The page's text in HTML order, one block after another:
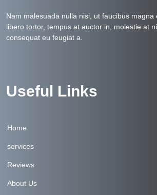
Nam malesuada nulla nisi, ut faucibus magna
libero tortor, tempus at auctor in, molestie at
consequat eu feugiat a.
Useful Links
Home
services
Reviews
About Us